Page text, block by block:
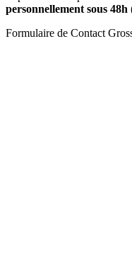
personnellement sous 48h
Formulaire de Contact